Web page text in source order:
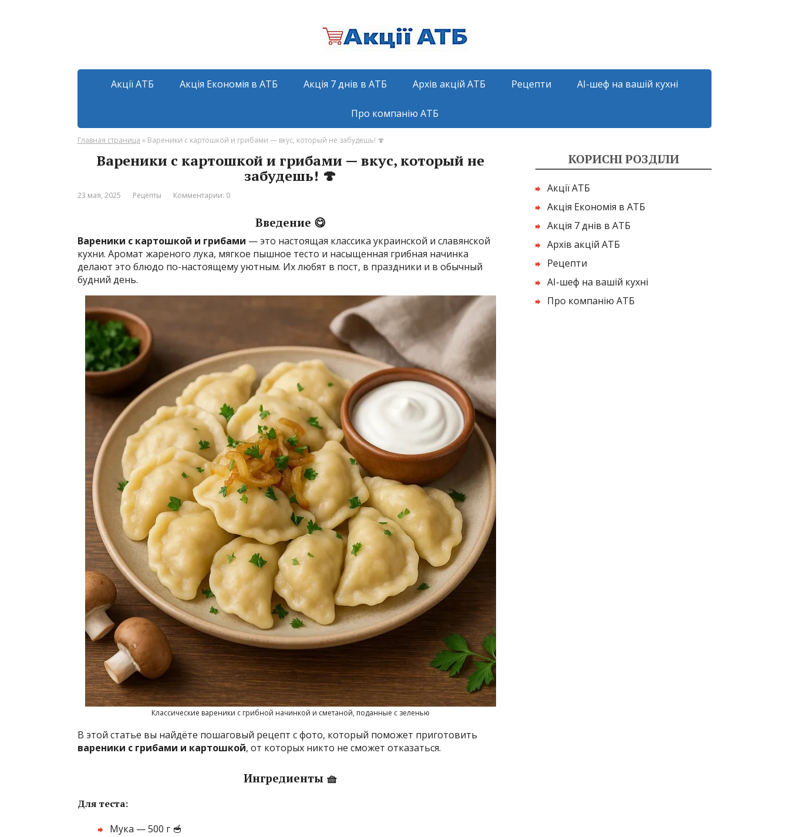
Акції АТБ Акція Економія в АТБ Акція 7 днів в АТБ Архів акцій АТБ Рецепти AI-шеф на вашій кухні
Про компанію АТБ
Главная страница » Вареники с картошкой и грибами — вкус, который не забудешь! 🍄
Вареники с картошкой и грибами — вкус, который не
забудешь! 🍄
23 мая, 2025 Рецепты Комментарии: 0
Введение 😋
Вареники с картошкой и грибами — это настоящая классика украинской и славянской
кухни. Аромат жареного лука, мягкое пышное тесто и насыщенная грибная начинка
делают это блюдо по-настоящему уютным. Их любят в пост, в праздники и в обычный
будний день.
Классические вареники с грибной начинкой и сметаной, поданные с зеленью
В этой статье вы найдёте пошаговый рецепт с фото, который поможет приготовить
вареники с грибами и картошкой, от которых никто не сможет отказаться.
Ингредиенты 🧺
Для теста:
Мука — 500 г 🥣
КОРИСНІ РОЗДІЛИ
Акції АТБ
Акція Економія в АТБ
Акція 7 днів в АТБ
Архів акцій АТБ
Рецепти
AI-шеф на вашій кухні
Про компанію АТБ